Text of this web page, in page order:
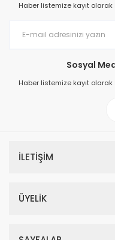
Haber listemize kayıt
Sosyal
Haber listemize kayıt
İLETİŞİM
ÜYELİK